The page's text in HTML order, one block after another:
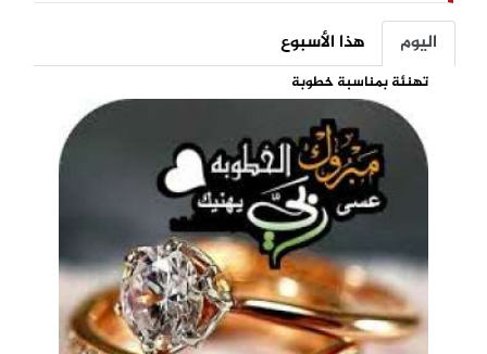
اليوم هذا الأسبوع
تهنئة بمناسبة خطوبة